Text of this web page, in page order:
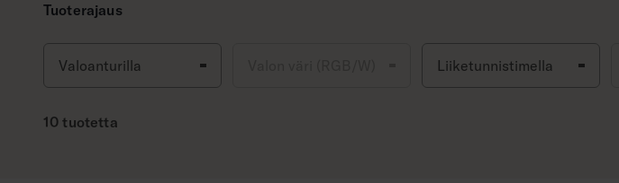
Tuoterajaus
Valoanturilla Liiketunnistimella
10 tuotetta